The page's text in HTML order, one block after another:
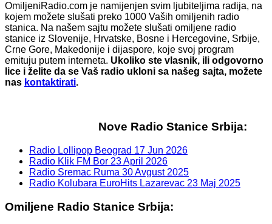
OmiljeniRadio.com je namijenjen svim ljubiteljima radija, na
kojem možete slušati preko 1000 Vaših omiljenih radio
stanica. Na našem sajtu možete slušati omiljene radio
stanice iz Slovenije, Hrvatske, Bosne i Hercegovine, Srbije,
Crne Gore, Makedonije i dijaspore, koje svoj program
emituju putem interneta. Ukoliko ste vlasnik, ili odgovorno
lice i želite da se Vaš radio ukloni sa našeg sajta, možete
nas kontaktirati.
Nove Radio Stanice Srbija:
Radio Lollipop Beograd 17 Jun 2026
Radio Klik FM Bor 23 April 2026
Radio Sremac Ruma 30 Avgust 2025
Radio Kolubara EuroHits Lazarevac 23 Maj 2025
Omiljene Radio Stanice Srbija: